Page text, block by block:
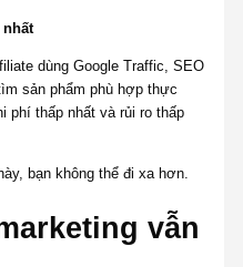
dùng Google Traffic, SEO
sản phẩm phù hợp thực
phí thấp nhất và rủi ro thấp
bạn không thể đi xa hơn.
vẫn